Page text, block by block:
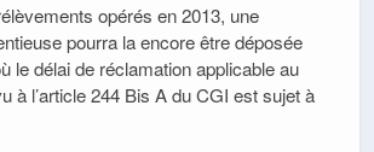
opérés en 2013, une
pourra la encore être déposée
le délai de réclamation applicable au
à l’article 244 Bis A du CGI est sujet à